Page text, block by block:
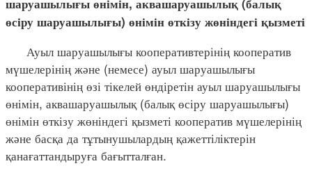
шаруашылығы өнімін, аквашаруашылық (балық
өсіру шаруашылығы) өнімін өткізу жөніндегі қызметі
Ауыл шаруашылығы кооперативтерінің кооператив
мүшелерінің және (немесе) ауыл шаруашылығы
кооперативінің өзі тікелей өндіретін ауыл шаруашылығы
өнімін, аквашаруашылық (балық өсіру шаруашылығы)
өнімін өткізу жөніндегі қызметі кооператив мүшелерінің
және басқа да тұтынушылардың қажеттіліктерін
қанағаттандыруға бағытталған.